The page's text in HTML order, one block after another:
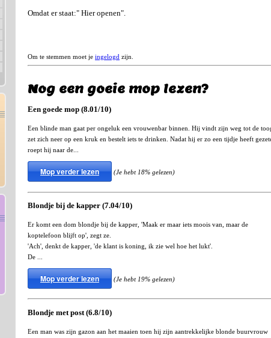
Omdat er staat:" Hier openen".
Om te stemmen moet je ingelogd zijn.
Nog een goeie mop lezen?
Een goede mop (8.01/10)
Een blinde man gaat per ongeluk een vrouwenbar binnen. Hij vindt zijn weg tot de
zet zich neer op een kruk en bestelt iets te drinken. Nadat hij er zo een tijdje heeft
roept hij naar de...
Mop verder lezen (Je hebt 18% gelezen)
Blondje bij de kapper (7.04/10)
Er komt een dom blondje bij de kapper, 'Maak er maar iets moois van, maar de
koptelefoon blijft op', zegt ze.
'Ach', denkt de kapper, 'de klant is koning, ik zie wel hoe het lukt'.
De ...
Mop verder lezen (Je hebt 19% gelezen)
Blondje met post (6.8/10)
Een man was zijn gazon aan het maaien toen hij zijn aantrekkelijke blonde buurvrouw